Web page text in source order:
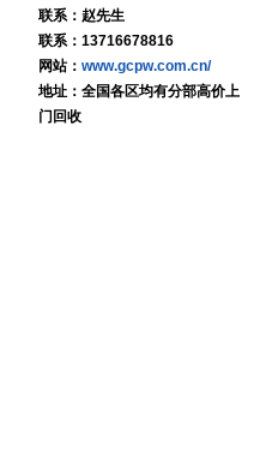
联系：赵先生
联系：13716678816
网站： www.gcpw.com.cn/
地址：全国各区均有分部高价上
门回收